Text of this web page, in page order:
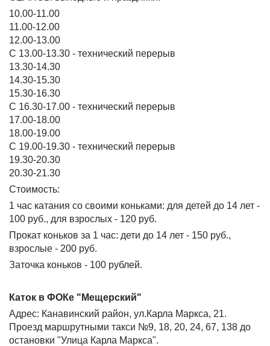
10.00-11.00
11.00-12.00
12.00-13.00
С 13.00-13.30 - технический перерыв
13.30-14.30
14.30-15.30
15.30-16.30
С 16.30-17.00 - технический перерыв
17.00-18.00
18.00-19.00
С 19.00-19.30 - технический перерыв
19.30-20.30
20.30-21.30
Стоимость:
1 час катания со своими коньками: для детей до 14 лет -
100 руб., для взрослых - 120 руб.
Прокат коньков за 1 час: дети до 14 лет - 150 руб.,
взрослые - 200 руб.
Заточка коньков - 100 рублей.
Каток в ФОКе "Мещерский"
Адрес: Канавинский район, ул.Карла Маркса, 21.
Проезд маршрутными такси №9, 18, 20, 24, 67, 138 до
остановки "Улица Карла Маркса".